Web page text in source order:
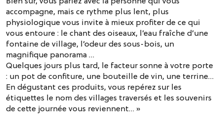
accompagne, mais ce rythme plus lent, plus
physiologique vous invite à mieux profiter de ce qui
vous entoure : le chant des oiseaux, l’eau fraîche d’une
fontaine de village, l’odeur des sous-bois, un
magnifique panorama …
Quelques jours plus tard, le facteur sonne à votre porte
: un pot de confiture, une bouteille de vin, une terrine…
En dégustant ces produits, vous repérez sur les
étiquettes le nom des villages traversés et les souvenirs
de cette journée vous reviennent… »